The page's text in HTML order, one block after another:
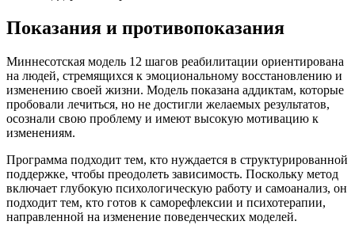
Показания и противопоказания
Миннесотская модель 12 шагов реабилитации ориентирована
на людей, стремящихся к эмоциональному восстановлению и
изменению своей жизни. Модель показана аддиктам, которые
пробовали лечиться, но не достигли желаемых результатов,
осознали свою проблему и имеют высокую мотивацию к
изменениям.
Программа подходит тем, кто нуждается в структурированной
поддержке, чтобы преодолеть зависимость. Поскольку метод
включает глубокую психологическую работу и самоанализ, он
подходит тем, кто готов к саморефлексии и психотерапии,
направленной на изменение поведенческих моделей.